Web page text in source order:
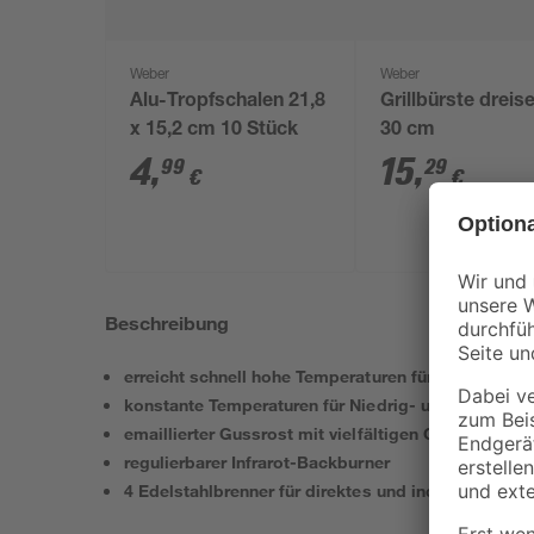
Weber
Alu-Tropfschalen 21,8
x 15,2 cm 10 Stück
4,99 €
Weber
Grillbürste
30 cm
15,29 €
Beschreibung
erreicht schnell hohe Temperaturen für scharfes
konstante Temperaturen für Niedrig- und
emaillierter Gussrost mit vielfältigen
regulierbarer Infrarot-Backburner
4 Edelstahlbrenner für direktes und indirektes